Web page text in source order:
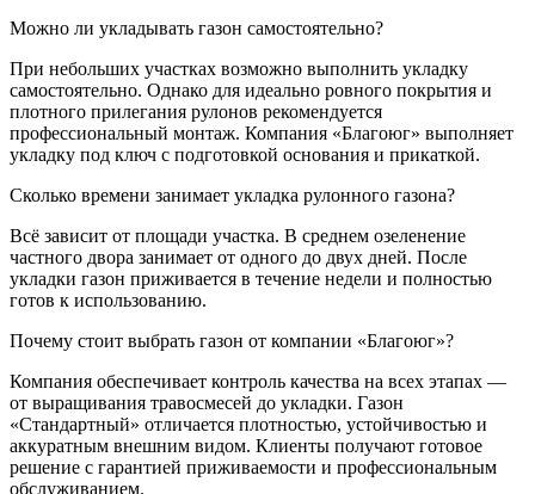
Можно ли укладывать газон самостоятельно?
При небольших участках возможно выполнить укладку
самостоятельно. Однако для идеально ровного покрытия и
плотного прилегания рулонов рекомендуется
профессиональный монтаж. Компания «Благоюг» выполняет
укладку под ключ с подготовкой основания и прикаткой.
Сколько времени занимает укладка рулонного газона?
Всё зависит от площади участка. В среднем озеленение
частного двора занимает от одного до двух дней. После
укладки газон приживается в течение недели и полностью
готов к использованию.
Почему стоит выбрать газон от компании «Благоюг»?
Компания обеспечивает контроль качества на всех этапах —
от выращивания травосмесей до укладки. Газон
«Стандартный» отличается плотностью, устойчивостью и
аккуратным внешним видом. Клиенты получают готовое
решение с гарантией приживаемости и профессиональным
обслуживанием.